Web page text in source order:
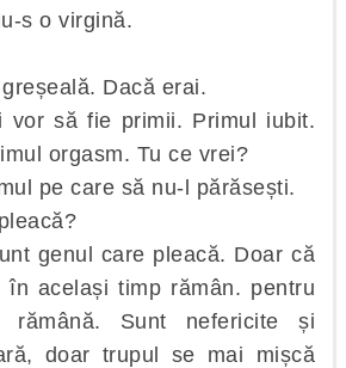
s o virgină.
Dacă erai.
vor să fie primii. Primul iubit.
orgasm. Tu ce vrei?
pe care să nu-l părăsești.
genul care pleacă. Doar că
în același timp rămân. pentru
Sunt nefericite și
doar trupul se mai mișcă